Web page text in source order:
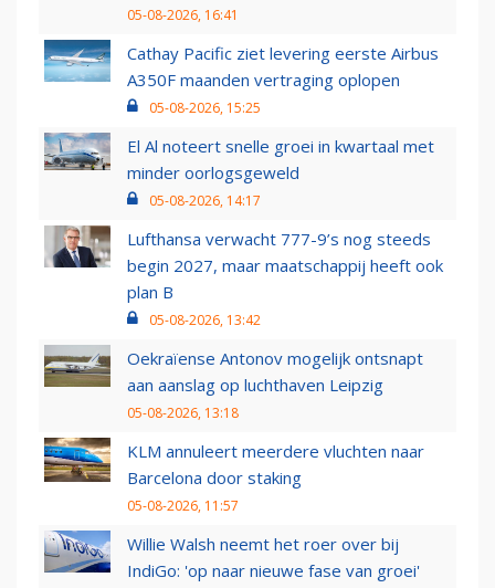
05-08-2026, 16:41
Cathay Pacific ziet levering eerste Airbus
A350F maanden vertraging oplopen
05-08-2026, 15:25
El Al noteert snelle groei in kwartaal met
minder oorlogsgeweld
05-08-2026, 14:17
Lufthansa verwacht 777-9’s nog steeds
begin 2027, maar maatschappij heeft ook
plan B
05-08-2026, 13:42
Oekraïense Antonov mogelijk ontsnapt
aan aanslag op luchthaven Leipzig
05-08-2026, 13:18
KLM annuleert meerdere vluchten naar
Barcelona door staking
05-08-2026, 11:57
Willie Walsh neemt het roer over bij
IndiGo: 'op naar nieuwe fase van groei'